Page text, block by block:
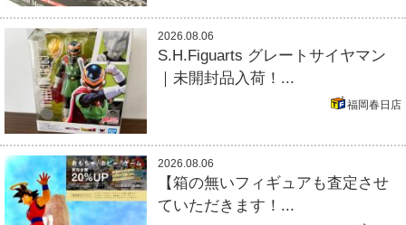
2026.08.06
S.H.Figuarts グレートサイヤマン
｜未開封品入荷！...
福岡春日店
2026.08.06
【箱の無いフィギュアも査定させ
ていただきます！...